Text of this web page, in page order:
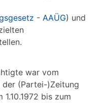
- AAÜG) und
war vom
der (Partei-)Zeitung
bis zum